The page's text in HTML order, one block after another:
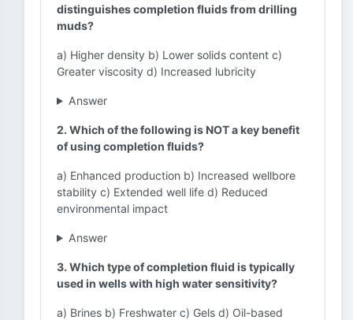
distinguishes completion fluids from drilling
muds?
a) Higher density b) Lower solids content c)
Greater viscosity d) Increased lubricity
Answer
2. Which of the following is NOT a key benefit
of using completion fluids?
a) Enhanced production b) Increased wellbore
stability c) Extended well life d) Reduced
environmental impact
Answer
3. Which type of completion fluid is typically
used in wells with high water sensitivity?
a) Brines b) Freshwater c) Gels d) Oil-based